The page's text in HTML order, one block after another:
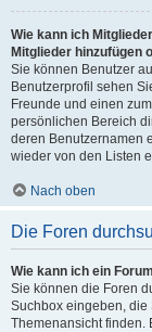
Wie kann ich
Mitglieder hinzufügen
Sie können Benutzer
Benutzerprofil sehen
Freunde und einen
persönlichen Bereich
deren Benutzernamen
wieder von den Listen
Nach oben
Die Foren
Wie kann ich ein
Sie können die Foren
Suchbox eingeben, die
Themenansicht finden.